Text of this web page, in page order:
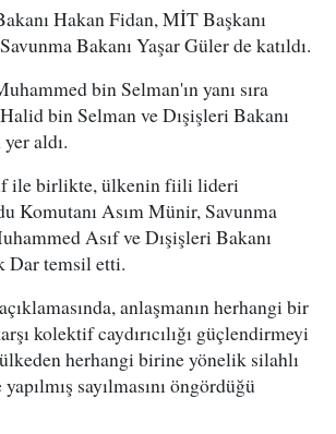
Hakan Fidan, MİT Başkanı
Bakanı Yaşar Güler de katıldı.
bin Selman'ın yanı sıra
bin Selman ve Dışişleri Bakanı
aldı.
ile birlikte, ülkenin fiili lideri
Komutanı Asım Münir, Savunma
Asıf ve Dışişleri Bakanı
Dar temsil etti.
anlaşmanın herhangi bir
kolektif caydırıcılığı güçlendirmeyi
ülkeden herhangi birine yönelik silahlı
yapılmış sayılmasını öngördüğü